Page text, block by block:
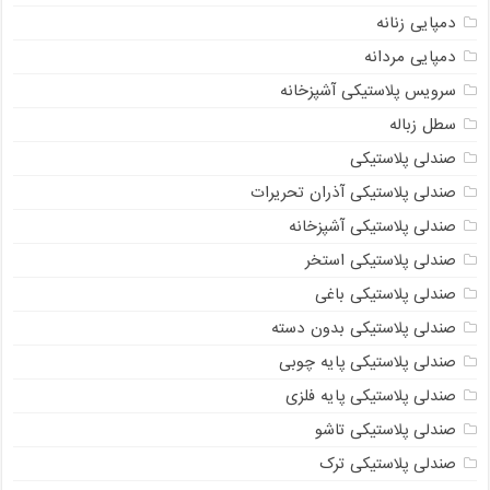
دمپایی زنانه
دمپایی مردانه
سرویس پلاستیکی آشپزخانه
سطل زباله
صندلی پلاستیکی
صندلی پلاستیکی آذران تحریرات
صندلی پلاستیکی آشپزخانه
صندلی پلاستیکی استخر
صندلی پلاستیکی باغی
صندلی پلاستیکی بدون دسته
صندلی پلاستیکی پایه چوبی
صندلی پلاستیکی پایه فلزی
صندلی پلاستیکی تاشو
صندلی پلاستیکی ترک